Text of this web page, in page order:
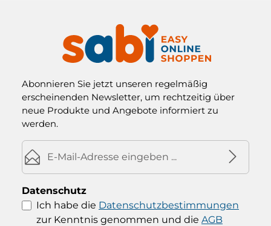
Abonnieren Sie jetzt unseren regelmäßig
erscheinenden Newsletter, um rechtzeitig über
neue Produkte und Angebote informiert zu
werden.
E-Mail-Adresse*
Datenschutz
Ich habe die Datenschutzbestimmungen
zur Kenntnis genommen und die AGB